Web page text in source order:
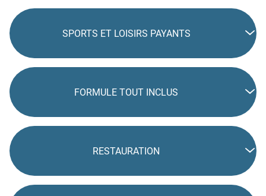
SPORTS ET LOISIRS PAYANTS
FORMULE TOUT INCLUS
RESTAURATION